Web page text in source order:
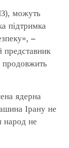
можуть
підтримка
–
представник
продовжить
ядерна
Ірану не
народ не